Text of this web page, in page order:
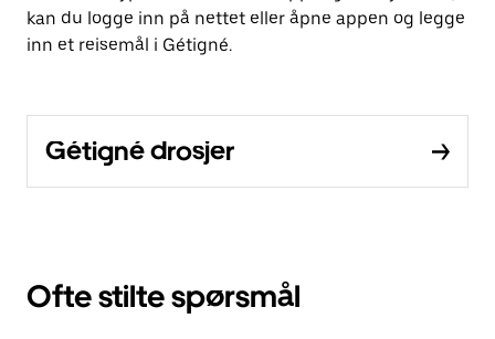
kan du logge inn på nettet eller åpne appen og legge
inn et reisemål i Gétigné.
Gétigné drosjer
Ofte stilte spørsmål